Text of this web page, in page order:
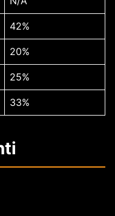
42%
20%
25%
33%